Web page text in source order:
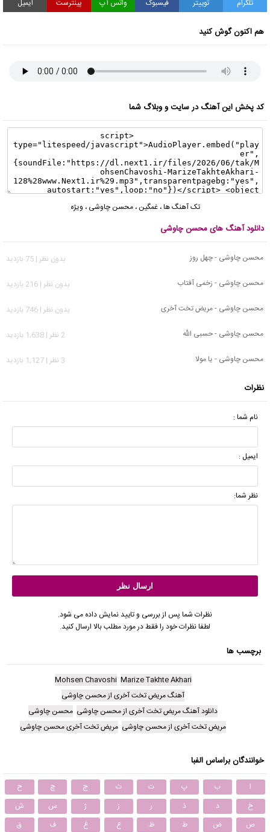
تلگرام توییتر فیسبوک واتس آپ پینترست ایمیل
هم اکنون گوش کنید
کد پخش این آهنگ در سایت و وبلاگ شما
تک آهنگ ها،غمگین ،محسن چاوشی ، ویژه
دانلود آهنگ های محسن چاوشی
محسن چاوشی - چهل روز
بدون نظر | 75 بازدید
محسن چاوشی - زخمی آفتاب
بدون نظر | 216 بازدید
محسن چاوشی - مریض تخت آخری
بدون نظر | 746 بازدید
محسن چاوشی - حسبی الله
2 نظر | 1,638 بازدید
محسن چاوشی - یا مولا
3 نظر | 1,127 بازدید
نظرات
نام شما :
ایمیل :
نظر شما:
نظرات شما پس از بررسی و تایید نمایش داده می شود.
لطفا نظرات خود را فقط در مورد مطلب بالا ارسال کنید.
برچسب ها
Marize Takhte Akhari
Mohsen Chavoshi
آهنگ مریض تخت آخری از محسن چاوشی
دانلود آهنگ مریض تخت آخری از محسن چاوشی محسن چاوشی
مریض تخت آخری از محسن چاوشی مریض تخت آخری محسن چاوشی
خوانندگان براساس الفبا
ا ب پ ت ث ج چ
ح
خ
د ذ ر ز ژ س
ش
ص
ض ط ظ ع غ ف
ق